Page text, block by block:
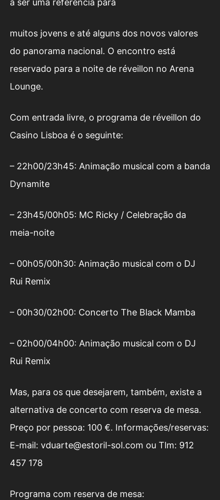
a ser uma referência para
muitos jovens e até alguns dos novos valores
do panorama nacional. O encontro está
reservado para a noite de réveillon no Arena
Lounge.
Com entrada livre, o programa de réveillon do
Casino Lisboa é o seguinte:
– 22h00/23h45: Animação musical com a banda
Dynamite
– 23h45/00h05: MC Ricky / Celebração da
meia-noite
– 00h05/00h30: Animação musical com o DJ
Rui Remix
– 00h30/02h00: Concerto The Black Mamba
– 02h00/04h00: Animação musical com o DJ
Rui Remix
Mas, para os que desejarem, também, existe a
alternativa de concerto com reserva de mesa.
Preço por pessoa: 100 €. Informações/reservas:
E-mail: vduarte@estoril-sol.com ou Tlm: 912
457 178
Programa com reserva de mesa: